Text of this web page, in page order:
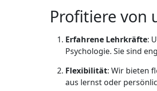
Profitiere von
Erfahrene Lehrkräfte:
Psychologie. Sie sind
Flexibilität: Wir bieten
aus lernst oder